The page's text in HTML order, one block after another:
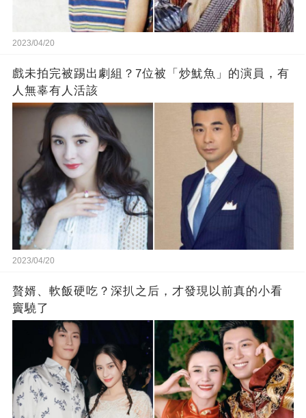
2023/04/20
戲未拍完被踢出劇組？7位被「炒魷魚」的演員，有
人無辜有人活該
2023/04/20
贅婿、軟飯硬吃？深扒之后，才發現以前真的小看
竇驍了